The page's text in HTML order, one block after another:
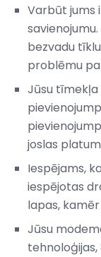
Varbūt jums
bezvadu
problēmu
Jūsu
joslas
Iespējams,
iespējotas
lapas,
Jūsu